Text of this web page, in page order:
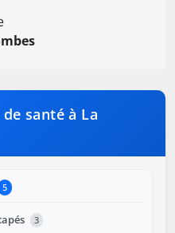
santé à La
5
3